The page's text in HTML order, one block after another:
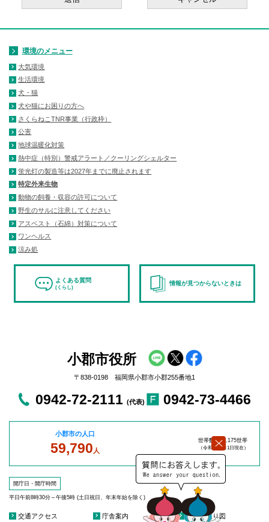
環境のメニュー
大気環境
生活環境
犬・猫
犬や猫にお困りの方へ
さくらねこTNR事業（行政枠）
公害
地球温暖化対策
熱中症（特別）警戒アラート／クーリングシェルター
蛍光灯の製造等は2027年までに廃止されます
特定外来生物
動物の飼養・収容の許可について
野生のサルに注意してください
アスベスト（石綿）対策について
ワンヘルス
涼み処
よくある質問
(くらし)
情報が見つからないときは
小郡市役所
〒838-0198 福岡県小郡市小郡255番地1
0942-72-2111 (代表) 0942-73-4466
小郡市の人口
59,790 人
世帯数：27,175世帯
（令和8年8月1日現在）
開庁日・開庁時間
平日午前8時30分～午後5時 (土日祝日、年末年始を除く)
交通アクセス 庁舎案内 庁舎見取り図